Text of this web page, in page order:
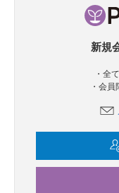
新規
・全
・会